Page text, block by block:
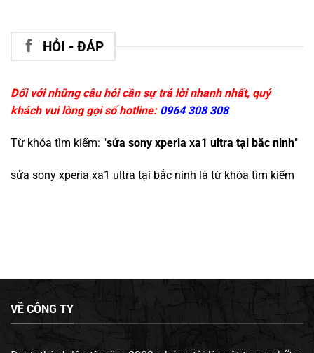
HỎI - ĐÁP
Đối với những câu hỏi cần sự trả lời nhanh nhất, quý
khách vui lòng gọi số hotline: 0964 308 308
Từ khóa tìm kiếm: "sửa sony xperia xa1 ultra tại bắc ninh"
sửa sony xperia xa1 ultra tại bắc ninh là từ khóa tìm kiếm
VỀ CÔNG TY